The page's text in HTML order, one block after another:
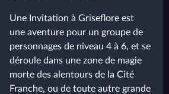
1.1.2021
Une Invitation à Griseflore est
une aventure pour un groupe de
personnages de niveau 4 à 6, et se
déroule dans une zone de magie
morte des alentours de la Cité
Franche, ou de toute autre grande